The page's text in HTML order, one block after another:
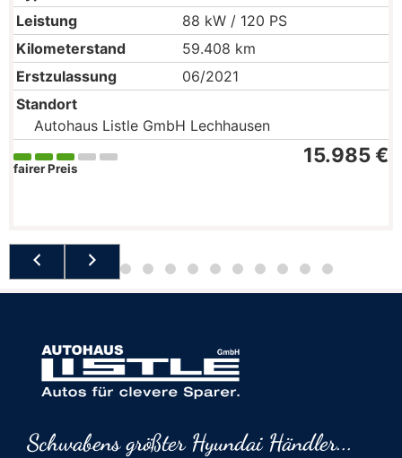
Leistung
88 kW / 120 PS
Kilometerstand
59.408 km
Erstzulassung
06/2021
Standort
Autohaus Listle GmbH Lechhausen
15.985 €
fairer Preis
Schwabens größter Hyundai Händler...